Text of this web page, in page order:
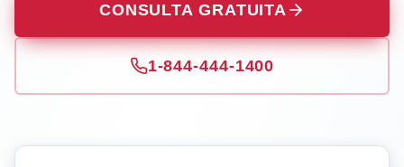
CONSULTA GRATUITA
1-844-444-1400